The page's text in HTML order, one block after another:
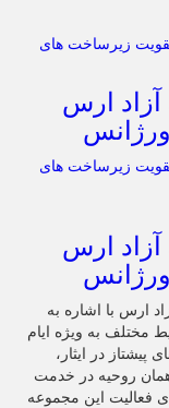
آزاد ارس
آزاد ارس
ارس با اشاره به
مختلف به‌ ویژه ایام
در ایثار،
روحیه در خدمت
فعالیت این مجموعه